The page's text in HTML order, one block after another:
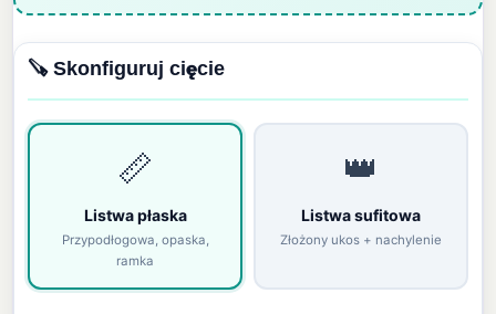
🪚 Skonfiguruj cięcie
📏
Listwa płaska
Przypodłogowa, opaska,
ramka
👑
Listwa sufitowa
Złożony ukos + nachylenie